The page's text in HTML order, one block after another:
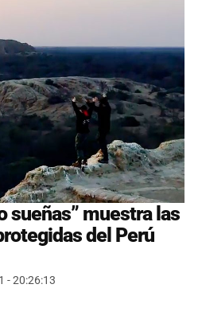
sueñas” muestra las
del Perú
- 20:26:13